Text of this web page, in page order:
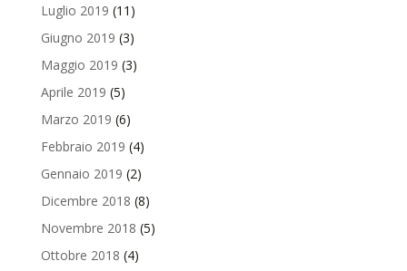
Luglio 2019 (11)
Giugno 2019 (3)
Maggio 2019 (3)
Aprile 2019 (5)
Marzo 2019 (6)
Febbraio 2019 (4)
Gennaio 2019 (2)
Dicembre 2018 (8)
Novembre 2018 (5)
Ottobre 2018 (4)